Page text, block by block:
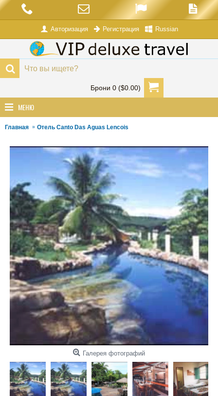
Авторизация Регистрация Russian
Брони 0 ($0.00)
МЕНЮ
Главная Отель Canto Das Aguas Lencois
Галерея фотографий